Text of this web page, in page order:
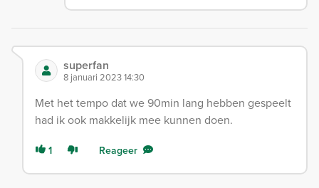
superfan
8 januari 2023 14:30
Met het tempo dat we 90min lang hebben gespeelt
had ik ook makkelijk mee kunnen doen.
1 Reageer